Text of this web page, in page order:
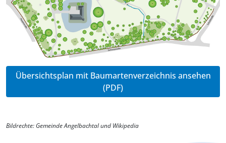
Übersichtsplan mit Baumartenverzeichnis ansehen
(PDF)
Bildrechte: Gemeinde Angelbachtal und Wikipedia